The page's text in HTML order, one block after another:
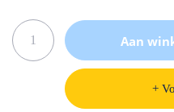
Aan
+